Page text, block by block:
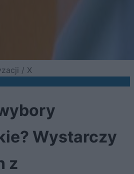
/ X
Wystarczy
z